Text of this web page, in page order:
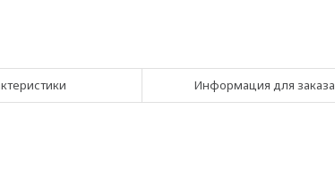
Информация для заказа